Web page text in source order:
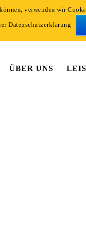
ÜBER UNS
verwenden wir
Datenschutzerklärung